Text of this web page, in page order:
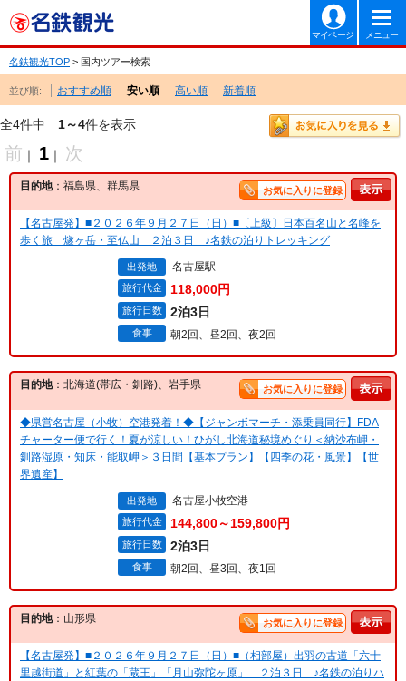
マイページ メニュー
名鉄観光TOP > 国内ツアー検索
並び順: おすすめ順 安い順 高い順 新着順
全4件中 1～4件を表示
前 ｜ 1 ｜ 次
目的地：福島県、群馬県 お気に入りに登録
【名古屋発】■２０２６年９月２７日（日）■〔上級〕日本百名山と名峰を
歩く旅 燧ヶ岳・至仏山 ２泊３日 ♪名鉄の泊りトレッキング
出発地 名古屋駅
旅行代金 118,000円
旅行日数 2泊3日
食事 朝2回、昼2回、夜2回
目的地：北海道(帯広・釧路)、岩手県 お気に入りに登録
◆県営名古屋（小牧）空港発着！◆【ジャンボマーチ・添乗員同行】FDA
チャーター便で行く！夏が涼しい！ひがし北海道秘境めぐり＜納沙布岬・
釧路湿原・知床・能取岬＞３日間【基本プラン】【四季の花・風景】【世
界遺産】
出発地 名古屋小牧空港
旅行代金 144,800～159,800円
旅行日数 2泊3日
食事 朝2回、昼3回、夜1回
目的地：山形県 お気に入りに登録
【名古屋発】■２０２６年９月２７日（日）■（相部屋）出羽の古道「六十
里越街道」と紅葉の「蔵王」「月山弥陀ヶ原」 ２泊３日 ♪名鉄の泊りハ